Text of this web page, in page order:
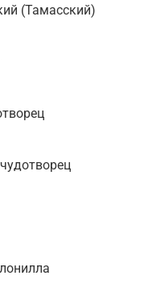
(Тамасский)